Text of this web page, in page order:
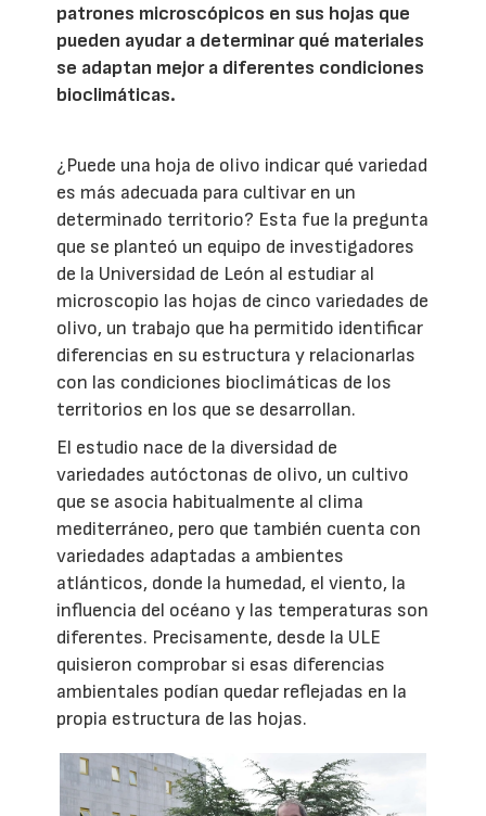
patrones microscópicos en sus hojas que
pueden ayudar a determinar qué materiales
se adaptan mejor a diferentes condiciones
bioclimáticas.
¿Puede una hoja de olivo indicar qué variedad
es más adecuada para cultivar en un
determinado territorio? Esta fue la pregunta
que se planteó un equipo de investigadores
de la Universidad de León al estudiar al
microscopio las hojas de cinco variedades de
olivo, un trabajo que ha permitido identificar
diferencias en su estructura y relacionarlas
con las condiciones bioclimáticas de los
territorios en los que se desarrollan.
El estudio nace de la diversidad de
variedades autóctonas de olivo, un cultivo
que se asocia habitualmente al clima
mediterráneo, pero que también cuenta con
variedades adaptadas a ambientes
atlánticos, donde la humedad, el viento, la
influencia del océano y las temperaturas son
diferentes. Precisamente, desde la ULE
quisieron comprobar si esas diferencias
ambientales podían quedar reflejadas en la
propia estructura de las hojas.